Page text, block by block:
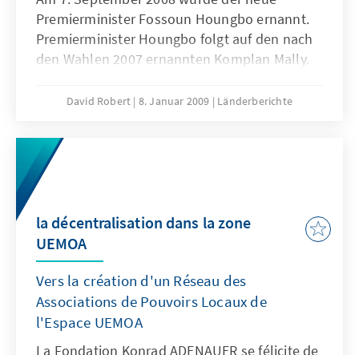
Premierminister Fossoun Houngbo ernannt.
Premierminister Houngbo folgt auf den nach
den Wahlen 2007 ernannten Komplan Mally.
Ausland und war vorher für das Regionalbüro
David Robert 8. Januar 2009 Länderberichte
la décentralisation dans la zone
UEMOA
Vers la création d'un Réseau des
Associations de Pouvoirs Locaux de
l'Espace UEMOA
La Fondation Konrad ADENAUER se félicite de